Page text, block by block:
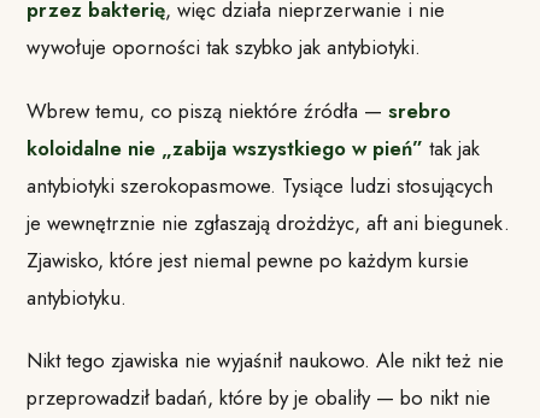
przez bakterię, więc działa nieprzerwanie i nie
wywołuje oporności tak szybko jak antybiotyki.
Wbrew temu, co piszą niektóre źródła —srebro
koloidalne nie „zabija wszystkiego w pień” tak jak
antybiotyki szerokopasmowe. Tysiące ludzi stosujących
je wewnętrznie nie zgłaszają drożdżyc, aft ani biegunek.
Zjawisko, które jest niemal pewne po każdym kursie
antybiotyku.
Nikt tego zjawiska nie wyjaśnił naukowo. Ale nikt też nie
przeprowadził badań, które by je obaliły — bo nikt nie